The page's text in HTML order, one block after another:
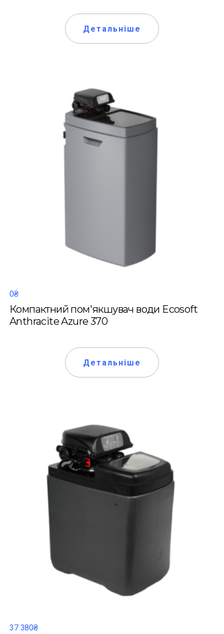
Детальніше
0₴
Компактний пом'якшувач води Ecosoft
Anthracite Azure 370
Детальніше
37 380₴